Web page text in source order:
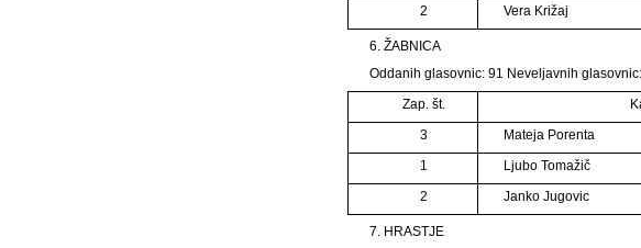
2
Vera Križaj
6. ŽABNICA
Oddanih glasovnic: 91 Neveljavnih
Zap. št.
3
Mateja Porenta
1
Ljubo Tomažič
2
Janko Jugovic
7. HRASTJE